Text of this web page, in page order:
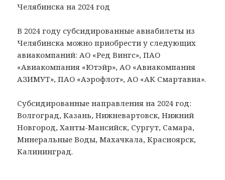
Челябинска на 2024 год
В 2024 году субсидированные авиабилеты из
Челябинска можно приобрести у следующих
авиакомпаний: АО «Ред Вингс», ПАО
«Авиакомпания «Ютэйр», АО «Авиакомпания
АЗИМУТ», ПАО «Аэрофлот», АО «АК Смартавиа».
Субсидированные направления на 2024 год:
Волгоград, Казань, Нижневартовск, Нижний
Новгород, Ханты-Мансийск, Сургут, Самара,
Минеральные Воды, Махачкала, Красноярск,
Калининград.